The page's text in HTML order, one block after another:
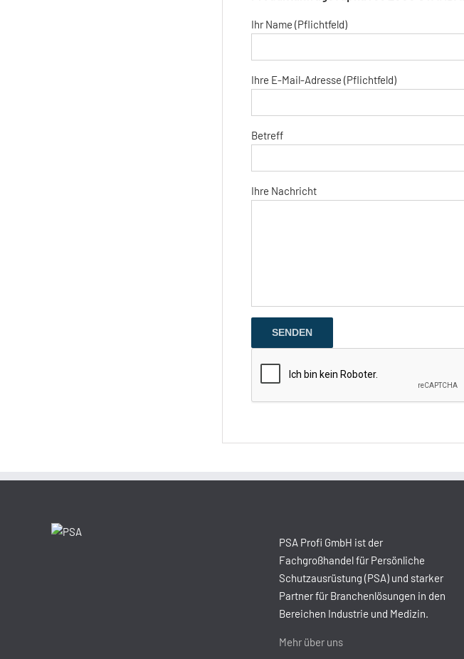
Ihr Name (Pflichtfeld)
Ihre E-Mail-Adresse (Pflichtfeld)
Betreff
Ihre Nachricht
PSA Profi GmbH ist der
Fachgroßhandel für Persönliche
Schutzausrüstung (PSA) und starker
Partner für Branchenlösungen in den
Bereichen Industrie und Medizin.
Mehr über uns